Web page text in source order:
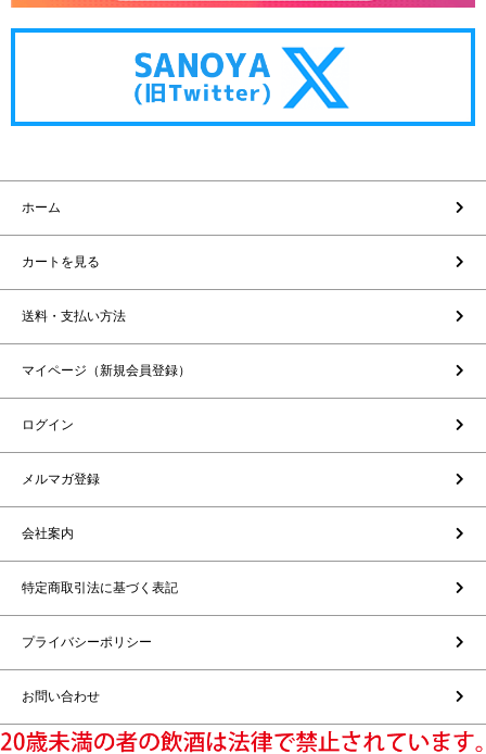
ホーム
カートを見る
送料・支払い方法
マイページ（新規会員登録）
ログイン
メルマガ登録
会社案内
特定商取引法に基づく表記
プライバシーポリシー
お問い合わせ